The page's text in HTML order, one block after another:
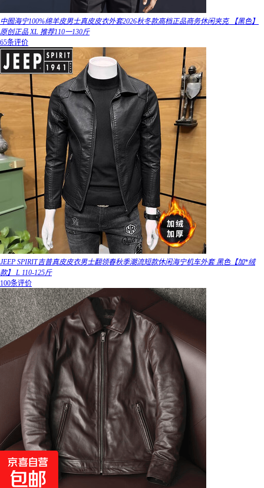
中囿海宁100%绵羊皮男士真皮皮衣外套2026秋冬款高档正品商务休闲夹克 【黑色】
原创正品 XL 推荐110一130斤
65条评价
JEEP SPIRIT吉普真皮皮衣男士翻领春秋季潮流短款休闲海宁机车外套 黑色【加*绒
款】 L 110-125斤
100条评价